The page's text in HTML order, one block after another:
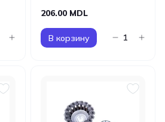
206.00 MDL
В корзину